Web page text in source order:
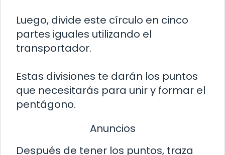
Luego, divide este círculo en cinco
partes iguales utilizando el
transportador.
Estas divisiones te darán los puntos
que necesitarás para unir y formar el
pentágono.
Anuncios
Después de tener los puntos, traza